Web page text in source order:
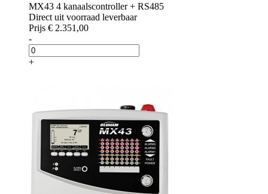
MX43 4 kanaalscontroller + RS485
Direct uit voorraad leverbaar
Prijs € 2.351,00
-
+